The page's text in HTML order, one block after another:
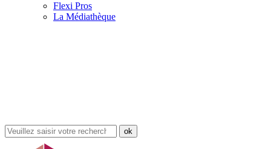
Flexi Pros
La Médiathèque
Rechercher
dans